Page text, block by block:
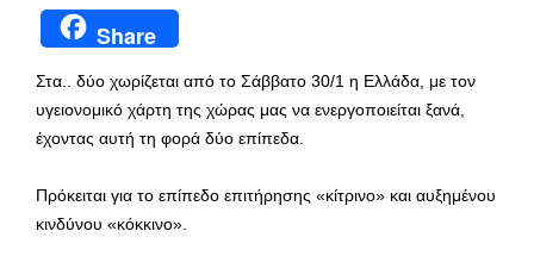
Share
Στα.. δύο χωρίζεται από το Σάββατο 30/1 η Ελλάδα, με τον
υγειονομικό χάρτη της χώρας μας να ενεργοποιείται ξανά,
έχοντας αυτή τη φορά δύο επίπεδα.
Πρόκειται για το επίπεδο επιτήρησης «κίτρινο» και αυξημένου
κινδύνου «κόκκινο».